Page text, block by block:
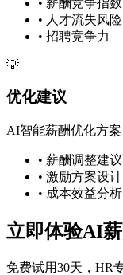
• 人才流失风险
• 招聘竞争力
💡
优化建议
AI智能薪酬优化方案
• 薪酬调整建议
• 激励方案设计
• 成本效益分析
立即体验AI
免费试用30天，HR